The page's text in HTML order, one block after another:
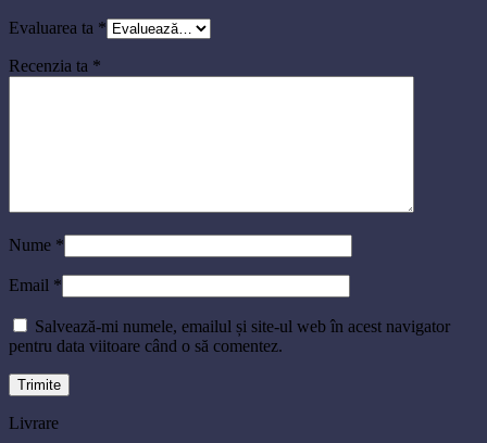
Evaluarea ta *
Recenzia ta *
Nume *
Email *
Salvează-mi numele, emailul și site-ul web în acest navigator
pentru data viitoare când o să comentez.
Livrare